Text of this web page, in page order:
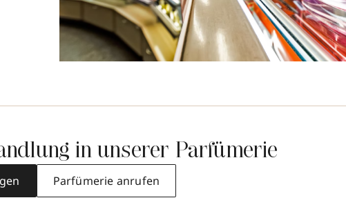
in unserer Parfümerie
Parfümerie anrufen